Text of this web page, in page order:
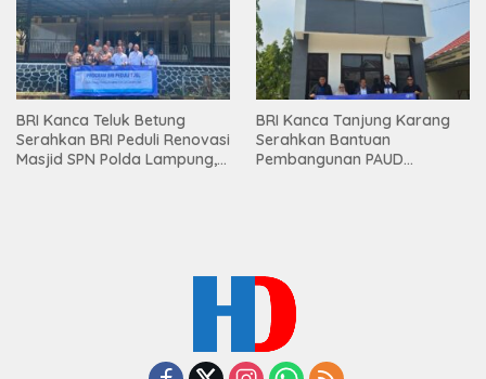
BRI Kanca Teluk Betung
Serahkan BRI Peduli Renovasi
Masjid SPN Polda Lampung,
BRI Kanca Tanjung Karang
Serahkan Bantuan
Pembangunan PAUD